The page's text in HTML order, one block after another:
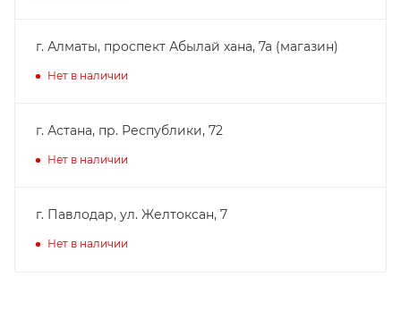
г. Алматы, проспект Абылай хана, 7а (магазин)
Нет в наличии
г. Астана, пр. Республики, 72
Нет в наличии
г. Павлодар, ул. Желтоксан, 7
Нет в наличии